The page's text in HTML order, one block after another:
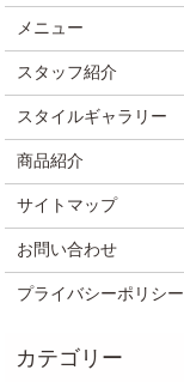
メニュー
スタッフ紹介
スタイルギャラリー
商品紹介
サイトマップ
お問い合わせ
プライバシーポリシー